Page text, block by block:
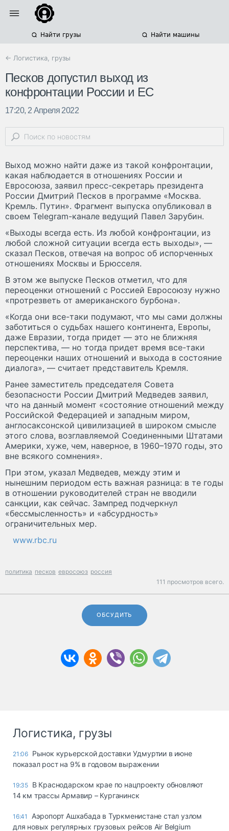
Найти грузы Найти машины
← Логистика, грузы
Песков допустил выход из
конфронтации России и ЕС
17:20, 2 Апреля 2022
Выход можно найти даже из такой конфронтации,
какая наблюдается в отношениях России и
Евросоюза, заявил пресс-секретарь президента
России Дмитрий Песков в программе «Москва.
Кремль. Путин». Фрагмент выпуска опубликовал в
своем Telegram-канале ведущий Павел Зарубин.
«Выходы всегда есть. Из любой конфронтации, из
любой сложной ситуации всегда есть выходы», —
сказал Песков, отвечая на вопрос об испорченных
отношениях Москвы и Брюсселя.
В этом же выпуске Песков отметил, что для
переоценки отношений с Россией Евросоюзу нужно
«протрезветь от американского бурбона».
«Когда они все-таки подумают, что мы сами должны
заботиться о судьбах нашего континента, Европы,
даже Евразии, тогда придет — это не ближняя
перспектива, — но тогда придет время все-таки
переоценки наших отношений и выхода в состояние
диалога», — считает представитель Кремля.
Ранее заместитель председателя Совета
безопасности России Дмитрий Медведев заявил,
что на данный момент «состояние отношений между
Российской Федерацией и западным миром,
англосаксонской цивилизацией в широком смысле
этого слова, возглавляемой Соединенными Штатами
Америки, хуже, чем, наверное, в 1960–1970 годы, это
вне всякого сомнения».
При этом, указал Медведев, между этим и
нынешним периодом есть важная разница: в те годы
в отношении руководителей стран не вводили
санкции, как сейчас. Зампред подчеркнул
«бессмысленность» и «абсурдность»
ограничительных мер.
www.rbc.ru
политика песков евросоюз россия
111 просмотров всего.
ОБСУДИТЬ
Логистика, грузы
21:06 Рынок курьерской доставки Удмуртии в июне
показал рост на 9% в годовом выражении
19:35 В Краснодарском крае по нацпроекту обновляют
14 км трассы Армавир – Курганинск
16:41
Аэропорт Ашхабада в Туркменистане стал узлом
для новых регулярных грузовых рейсов Air Belgium